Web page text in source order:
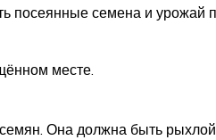
посеянные семена и урожай
месте.
Она должна быть